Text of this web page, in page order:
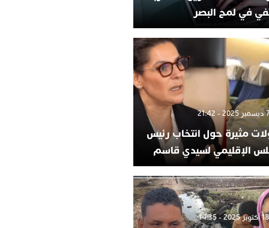
في لمح البصر
مثيرة حول انتخاب رئيس
الإقليمي لسيدي قاسم